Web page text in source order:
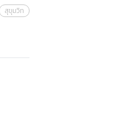
สุขุมวิท